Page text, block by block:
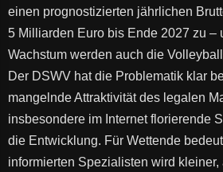
einen prognostizierten jährlichen
5 Milliarden Euro bis Ende 2027 zu –
Wachstum werden auch die
Der DSWV hat die Problematik klar
mangelnde Attraktivität des legalen
insbesondere im Internet florierende
die Entwicklung. Für Wettende
informierten Spezialisten wird kleiner,